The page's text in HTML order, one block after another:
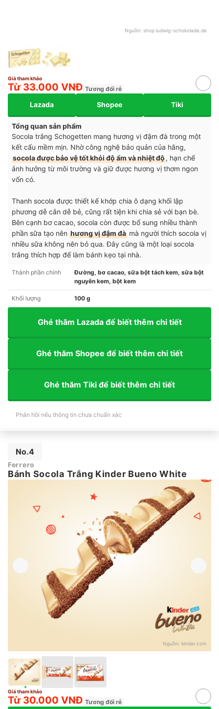
Nguồn: shop.ludwig-schokolade.de
Giá tham khảo
Từ 33.000 VNĐ Tương đối rẻ
Lazada Shopee Tiki
Tổng quan sản phẩm
Socola trắng Schogetten mang hương vị đậm đà trong một
kết cấu mềm mịn. Nhờ công nghệ bảo quản của hãng,
socola được bảo vệ tốt khỏi độ ẩm và nhiệt độ, hạn chế
ảnh hưởng từ môi trường và giữ được hương vị thơm ngon
vốn có.
Thanh socola được thiết kế khớp chia ô dạng khối lập
phương dễ cắn dễ bẻ, cũng rất tiện khi chia sẻ với bạn bè.
Bên cạnh bơ cacao, socola còn được bổ sung nhiều thành
phần sữa tạo nên hương vị đậm đà mà người thích socola vị
nhiều sữa không nên bỏ qua. Đây cũng là một loại socola
trắng thích hợp để làm bánh kẹo tại nhà.
Thành phần chính
Đường, bơ cacao, sữa bột tách kem, sữa bột
nguyên kem, bột kem
Khối lượng 100 g
Ghé thăm Lazada để biết thêm chi tiết
Ghé thăm Shopee để biết thêm chi tiết
Ghé thăm Tiki để biết thêm chi tiết
Phản hồi nếu thông tin chưa chuẩn xác
No.4
Ferrero
Bánh Socola Trắng Kinder Bueno White
Nguồn: kinder.com
Giá tham khảo
Từ 30.000 VNĐ Tương đối rẻ